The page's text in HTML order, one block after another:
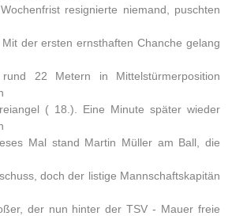
resignierte niemand, puschten
der ersten ernsthaften Chanche gelang
22 Metern in Mittelstürmerposition
( 18.). Eine Minute später wieder
Mal stand Martin Müller am Ball, die
doch der listige Mannschaftskapitän
der nun hinter der TSV - Mauer freie